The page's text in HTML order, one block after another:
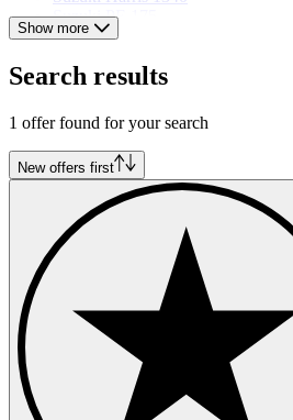
Suzuki PE 175
Suzuki RGV 250 Gamma
Suzuki VS 1400GL Intruder
Show more
Search results
1 offer found for your search
New offers first